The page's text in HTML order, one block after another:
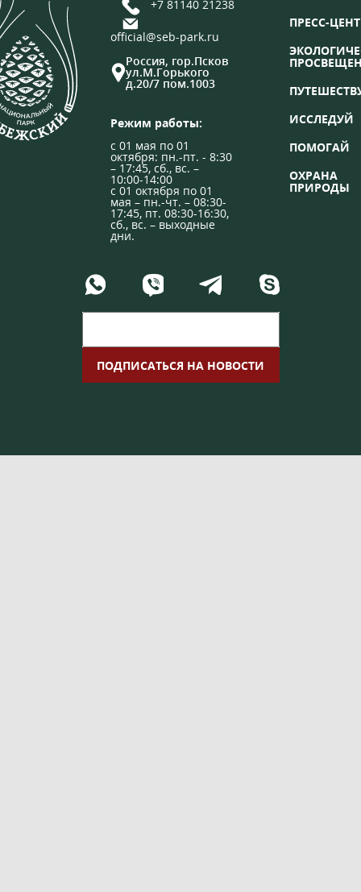
+7 81140 21238
official@seb-park.ru
Россия, гор.Псков
ул.М.Горького
д.20/7 пом.1003
Режим работы:
с 01 мая по 01
октября: пн.-пт. - 8:30
– 17:45, сб., вс. –
10:00-14:00
с 01 октября по 01
мая – пн.-чт. – 08:30-
17:45, пт. 08:30-16:30,
сб., вс. – выходные
дни.
ПРЕСС-
ИССЛЕДУЙ
ПОМОГАЙ
ОХРАНА
ПРИРОДЫ